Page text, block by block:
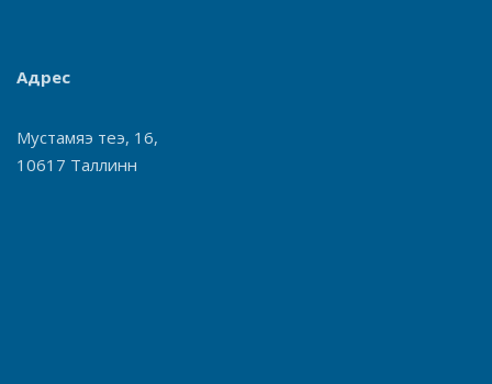
Адрес
Мустамяэ теэ, 16,
10617 Таллинн